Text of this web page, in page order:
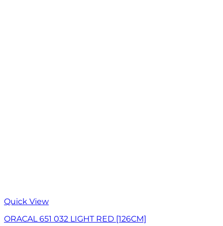
Quick View
ORACAL 651 032 LIGHT RED [126CM]